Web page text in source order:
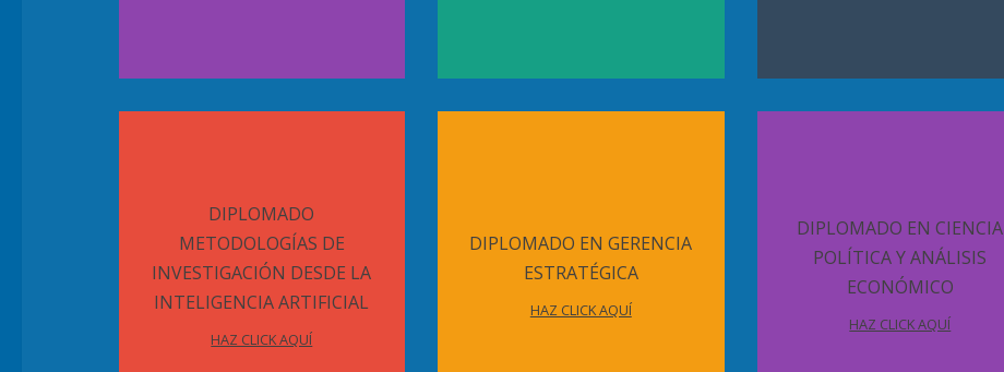
DIPLOMADO
METODOLOGÍAS DE
INVESTIGACIÓN DESDE LA
INTELIGENCIA ARTIFICIAL
HAZ CLICK AQUÍ
DIPLOMADO EN GERENCIA
ESTRATÉGICA
HAZ CLICK AQUÍ
DIPLOMADO EN CIENCIA
POLÍTICA Y ANÁLISIS
ECONÓMICO
HAZ CLICK AQUÍ